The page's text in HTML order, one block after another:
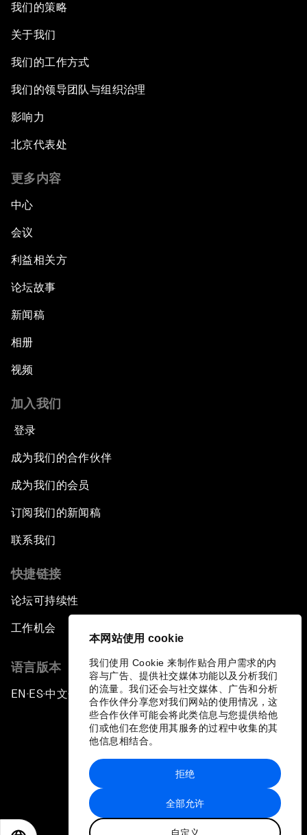
本网站使用 cookie
我们使用 Cookie 来制作贴合用户需求的内
容与广告、提供社交媒体功能以及分析我们
的流量。我们还会与社交媒体、广告和分析
合作伙伴分享您对我们网站的使用情况，这
些合作伙伴可能会将此类信息与您提供给他
们或他们在您使用其服务的过程中收集的其
他信息相结合。
全部允许
自定义
拒绝
我们的策略
关于我们
我们的工作方式
我们的领导团队与组织治理
影响力
北京代表处
更多内容
中心
会议
利益相关方
论坛故事
新闻稿
相册
视频
加入我们
登录
成为我们的合作伙伴
成为我们的会员
订阅我们的新闻稿
联系我们
快捷链接
论坛可持续性
工作机会
语言版本
EN ▪ES▪中文▪ 日本語
站点地图